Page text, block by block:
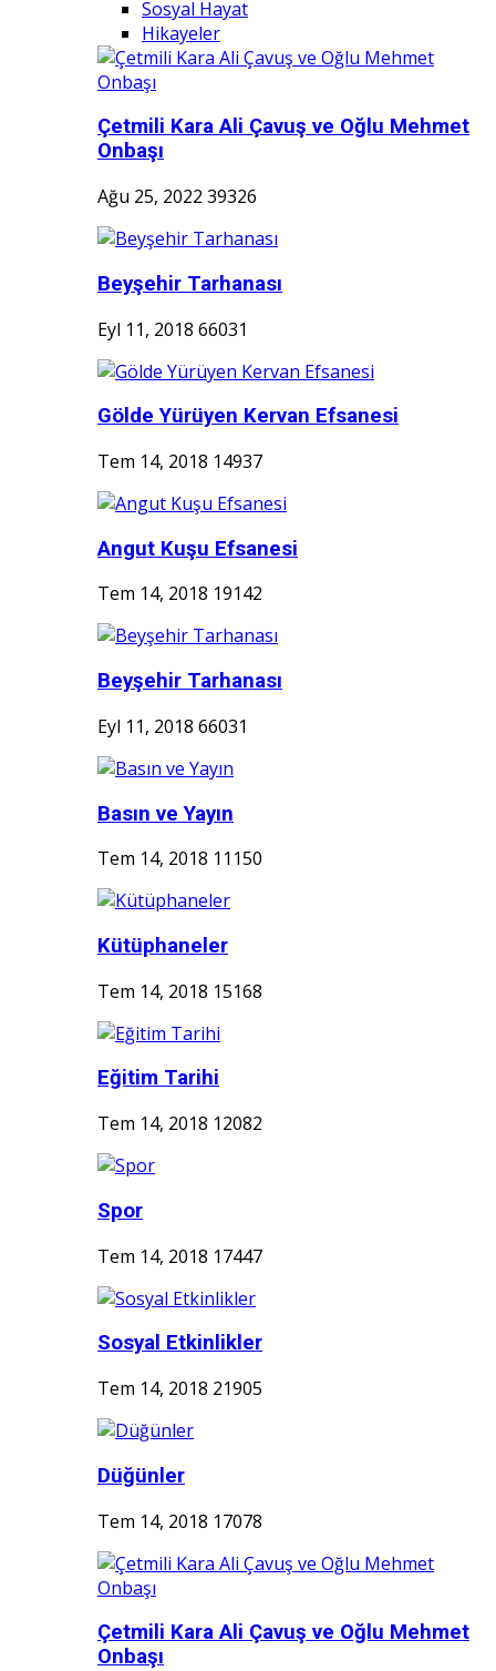
Sosyal Hayat
Hikayeler
Çetmili Kara Ali Çavuş ve Oğlu Mehmet
Onbaşı
Ağu 25, 2022 39326
Beyşehir Tarhanası
Eyl 11, 2018 66031
Gölde Yürüyen Kervan Efsanesi
Tem 14, 2018 14937
Angut Kuşu Efsanesi
Tem 14, 2018 19142
Beyşehir Tarhanası
Eyl 11, 2018 66031
Basın ve Yayın
Tem 14, 2018 11150
Kütüphaneler
Tem 14, 2018 15168
Eğitim Tarihi
Tem 14, 2018 12082
Spor
Tem 14, 2018 17447
Sosyal Etkinlikler
Tem 14, 2018 21905
Düğünler
Tem 14, 2018 17078
Çetmili Kara Ali Çavuş ve Oğlu Mehmet
Onbaşı